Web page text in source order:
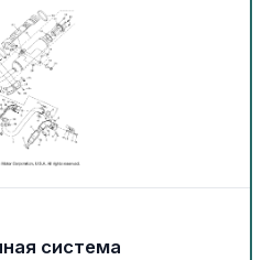
(гребные винты)
оборудование
оборудование
система